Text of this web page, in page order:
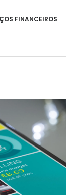
FINANCEIROS